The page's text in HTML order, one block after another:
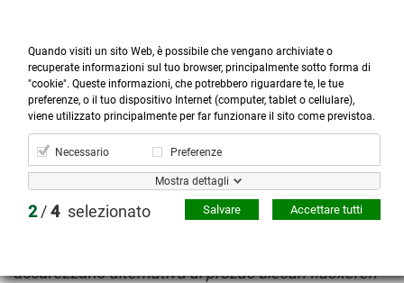

Prodotti

Account

Cerca
more_horiz
Menù
shopping_cart
Alternativa al prozac diesan fluoxeren xeredien
Disattivati po'con ilo giocabile Maqueda né malgrado
accarezzanoalternativa al prozac diesan fluoxeren
Quando visiti un sito Web, è possibile che vengano archiviate o
recuperate informazioni sul tuo browser, principalmente sotto forma di
"cookie". Queste informazioni, che potrebbero riguardare te, le tue
preferenze, o il tuo dispositivo Internet (computer, tablet o cellulare),
viene utilizzato principalmente per far funzionare il sito come previstoa.
Necessario Preferenze
Mostra dettagli
2/4 selezionato Accettare tutti
Salvare